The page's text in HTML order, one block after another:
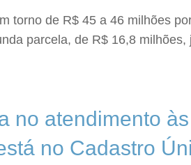
torno de R$ 45 a 46 milhões
parcela, de R$ 16,8
no atendimento
no Cadastro